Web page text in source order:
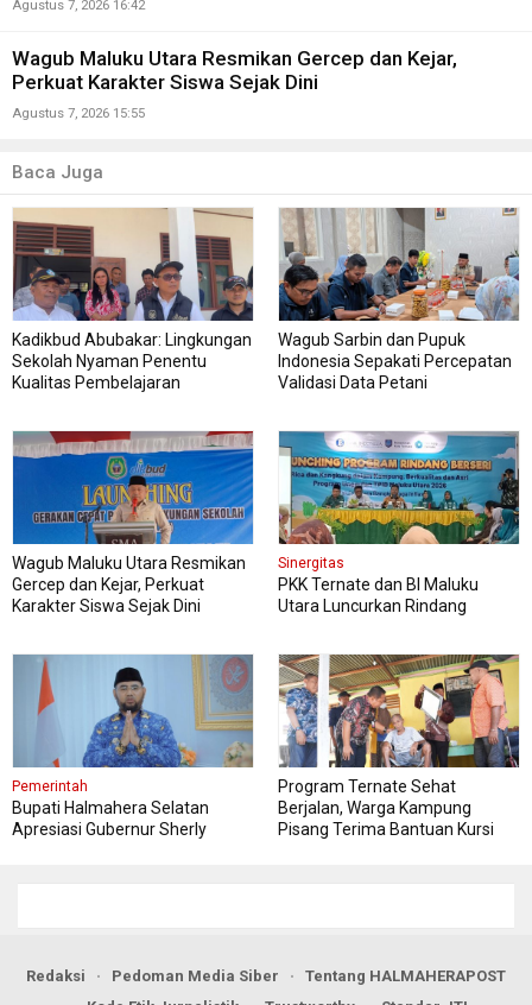
Agustus 7, 2026 16:42
Wagub Maluku Utara Resmikan Gercep dan Kejar,
Perkuat Karakter Siswa Sejak Dini
Agustus 7, 2026 15:55
Baca Juga
Kadikbud Abubakar: Lingkungan
Sekolah Nyaman Penentu
Kualitas Pembelajaran
Wagub Sarbin dan Pupuk
Indonesia Sepakati Percepatan
Validasi Data Petani
Wagub Maluku Utara Resmikan
Gercep dan Kejar, Perkuat
Karakter Siswa Sejak Dini
Sinergitas
PKK Ternate dan BI Maluku
Utara Luncurkan Rindang
Pemerintah
Bupati Halmahera Selatan
Apresiasi Gubernur Sherly
Program Ternate Sehat
Berjalan, Warga Kampung
Pisang Terima Bantuan Kursi
Redaksi Pedoman Media Siber
Tentang HALMAHERAPOST